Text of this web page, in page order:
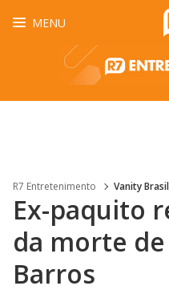
MENU
R7 Entretenimento Vanity Brasil
Ex-paquito
da morte
Barros